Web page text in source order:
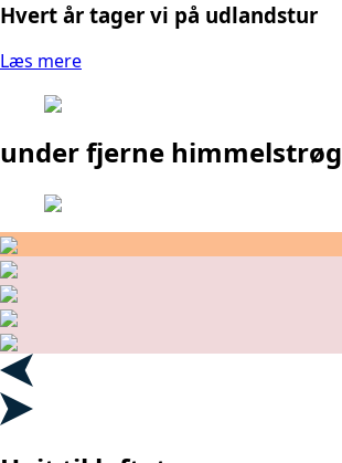
Hvert år tager vi på udlandstur
Læs mere
under fjerne himmelstrøg